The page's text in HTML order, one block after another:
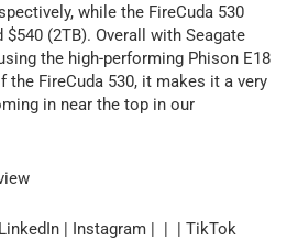
while the FireCuda 530
(2TB). Overall with Seagate
the high-performing Phison E18
FireCuda 530, it makes it a very
in near the top in our
| Instagram | | | TikTok